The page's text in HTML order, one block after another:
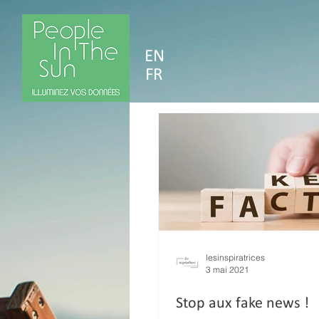
FR
EN
lesinspiratrices
3 mai 2021
Stop aux fake news !